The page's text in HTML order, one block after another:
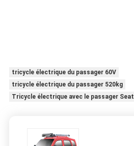
tricycle électrique du passager 60V
tricycle électrique du passager 520kg
Tricycle électrique avec le passager Seat